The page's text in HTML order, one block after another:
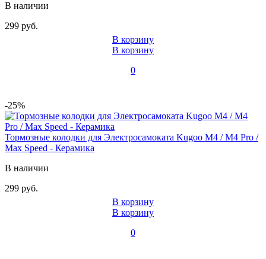
В наличии
299 руб.
В корзину
В корзину
0
-25%
Тормозные колодки для Электросамоката Kugoo M4 / M4 Pro /
Max Speed - Керамика
В наличии
299 руб.
В корзину
В корзину
0